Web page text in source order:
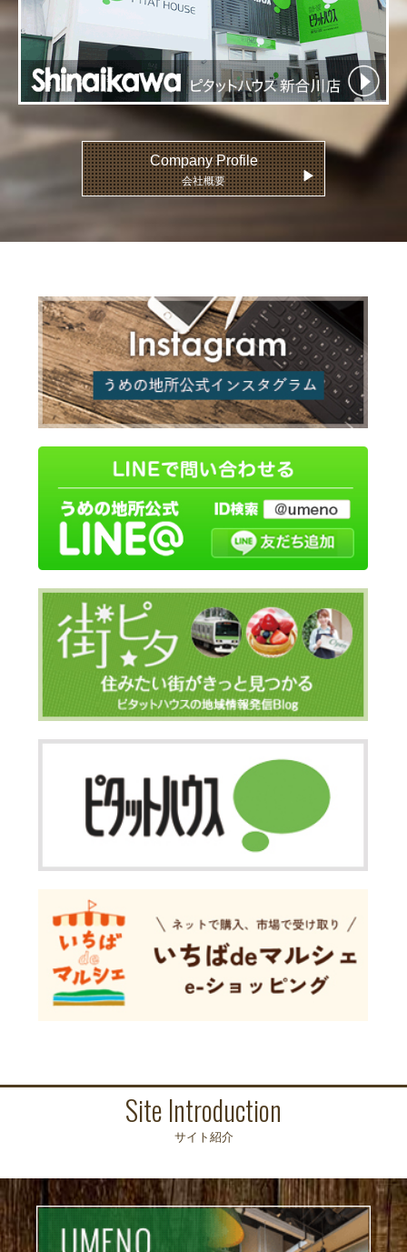
Company Profile
会社概要 ▶
Site Introduction
サイト紹介